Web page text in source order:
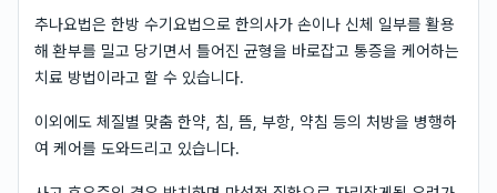
추나요법은 한방 수기요법으로 한의사가 손이나 신체 일부를 활용
해 환부를 밀고 당기면서 틀어진 균형을 바로잡고 통증을 케어하는
치료 방법이라고 할 수 있습니다.
이외에도 체질별 맞춤 한약, 침, 뜸, 부항, 약침 등의 처방을 병행하
여 케어를 도와드리고 있습니다.